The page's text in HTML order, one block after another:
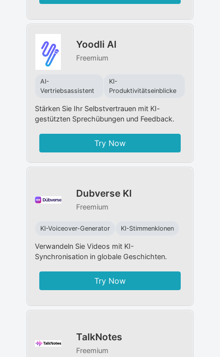
Yoodli AI
Freemium
AI-
Vertriebsassistent
KI-
Produktivitätseinblicke
Stärken Sie Ihr Selbstvertrauen mit KI-
gestützten Sprechübungen und Feedback.
Try Now
Dubverse KI
Freemium
KI-Voiceover-Generator KI-Stimmenklonen
Verwandeln Sie Videos mit KI-
Synchronisation in globale Geschichten.
Try Now
TalkNotes
Freemium